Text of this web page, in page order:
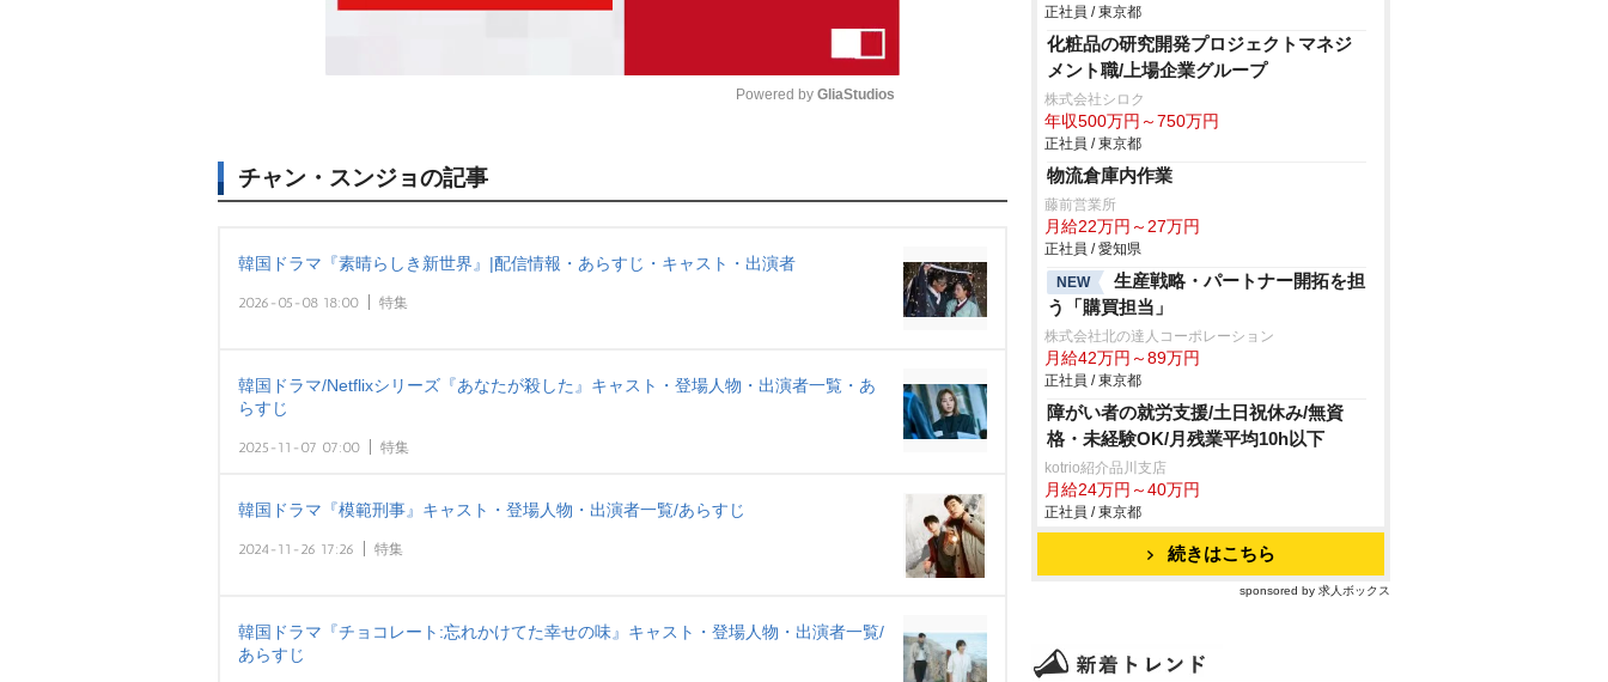
u
Powered by GliaStudios
チャン・スンジョの記事
韓国ドラマ『素晴らしき新世界』|配信情報・あらすじ・キャスト・出演者
2026-05-08 18:00 特集
韓国ドラマ/Netflixシリーズ『あなたが殺した』キャスト・登場人物・出演者一覧・あ
らすじ
2025-11-07 07:00 特集
韓国ドラマ『模範刑事』キャスト・登場人物・出演者一覧/あらすじ
2024-11-26 17:26 特集
韓国ドラマ『チョコレート:忘れかけてた幸せの味』キャスト・登場人物・出演者一覧/
あらすじ
正社員 / 東京都
化粧品の研究開発プロジェクトマネジ
メント職/上場企業グループ
株式会社シロク
年収500万円～750万円
正社員 / 東京都
物流倉庫内作業
藤前営業所
月給22万円～27万円
正社員 / 愛知県
NEW
生産戦略・パートナー開拓を担
う「購買担当」
株式会社北の達人コーポレーション
月給42万円～89万円
正社員 / 東京都
障がい者の就労支援/土日祝休み/無資
格・未経験OK/月残業平均10h以下
kotrio紹介品川支店
月給24万円～40万円
正社員 / 東京都
続きはこちら
sponsored by 求人ボックス